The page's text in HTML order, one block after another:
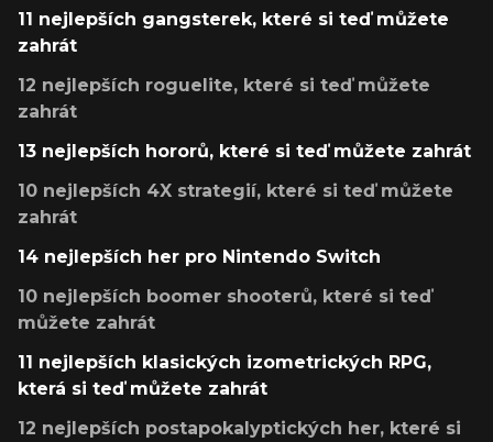
11 nejlepších gangsterek, které si teď můžete
zahrát
12 nejlepších roguelite, které si teď můžete
zahrát
13 nejlepších hororů, které si teď můžete zahrát
10 nejlepších 4X strategií, které si teď můžete
zahrát
14 nejlepších her pro Nintendo Switch
10 nejlepších boomer shooterů, které si teď
můžete zahrát
11 nejlepších klasických izometrických RPG,
která si teď můžete zahrát
12 nejlepších postapokalyptických her, které si